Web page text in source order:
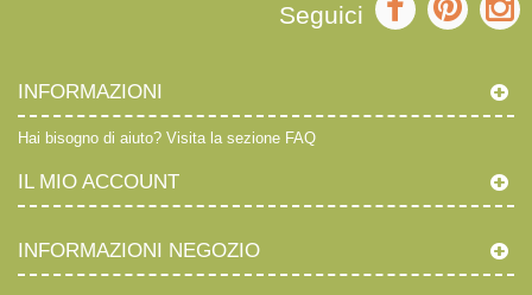
Seguici
INFORMAZIONI
Hai bisogno di aiuto? Visita la sezione FAQ
IL MIO ACCOUNT
INFORMAZIONI NEGOZIO